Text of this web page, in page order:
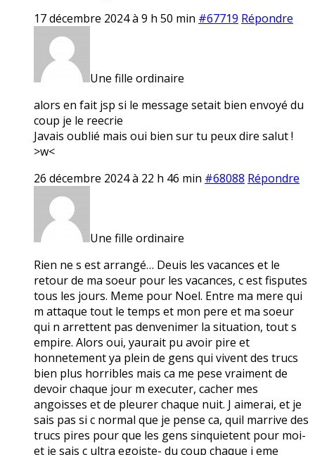
17 décembre 2024 à 9 h 50 min #67719 Répondre
Une fille ordinaire
alors en fait jsp si le message setait bien envoyé du
coup je le reecrie
Javais oublié mais oui bien sur tu peux dire salut !
>w<
26 décembre 2024 à 22 h 46 min #68088 Répondre
Une fille ordinaire
Rien ne s est arrangé… Deuis les vacances et le
retour de ma soeur pour les vacances, c est fisputes
tous les jours. Meme pour Noel. Entre ma mere qui
m attaque tout le temps et mon pere et ma soeur
qui n arrettent pas denvenimer la situation, tout s
empire. Alors oui, yaurait pu avoir pire et
honnetement ya plein de gens qui vivent des trucs
bien plus horribles mais ca me pese vraiment de
devoir chaque jour m executer, cacher mes
angoisses et de pleurer chaque nuit. J aimerai, et je
sais pas si c normal que je pense ca, quil marrive des
trucs pires pour que les gens sinquietent pour moi-
et je sais c ultra egoiste- du coup chaque j eme